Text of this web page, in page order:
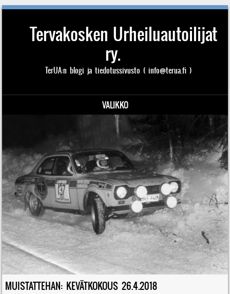
Tervakosken Urheiluautoilijat
ry.
TerUA:n blogi ja tiedotussivusto ( info@terua.fi )
VALIKKO
MUISTATTEHAN: KEVÄTKOKOUS 26.4.2018